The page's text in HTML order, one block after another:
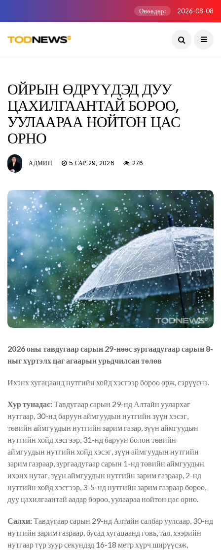
Өнөөдөр: 2026-08-08
ОЙРЫН ӨДРҮҮДЭД ДУУ
ЦАХИЛГААНТАЙ БОРОО,
УУЛААРАА НОЙТОН ЦАС
ОРНО
АДМИН 5 САР 29, 2026 276
2026 оны тавдугаар сарын 29-нөөс зургаадугаар сарын 8-
ныг хүртэлх цаг агаарын урьдчилсан төлөв
Ихэнх хугацаанд нутгийн хойд хэсгээр бороо орж, сэрүүснэ.
Хур тунадас:Тавдугаар сарын 29-нд Алтайн уулархаг
нутгаар, 30-нд баруун аймгуудын нутгийн зүүн хэсэг,
төвийн аймгуудын нутгийн зарим газар, зүүн аймгуудын
нутгийн хойд хэсгээр, 31-нд баруун болон төвийн
аймгуудын нутгийн хойд хэсэг, зүүн аймгуудын нутгийн
зарим газраар, зургаадугаар сарын 1-нд төвийн аймгуудын
ихэнх нутаг, зүүн аймгуудын нутгийн зарим газраар, 2-нд
нутгийн хойд хэсгээр, 3-5-нд нутгийн зарим газраар бороо,
дуу цахилгаантай аадар бороо, уулаараа нойтон цас орно.
Салхи:Тавдугаар сарын 29-нд Алтайн салбар уулсаар, 30-нд
нутгийн зарим газраар, бусад хугацаанд говь, тал, хээрийн
нутгаар түр зуур секундэд 16-18 метр хүрч ширүүсэж,